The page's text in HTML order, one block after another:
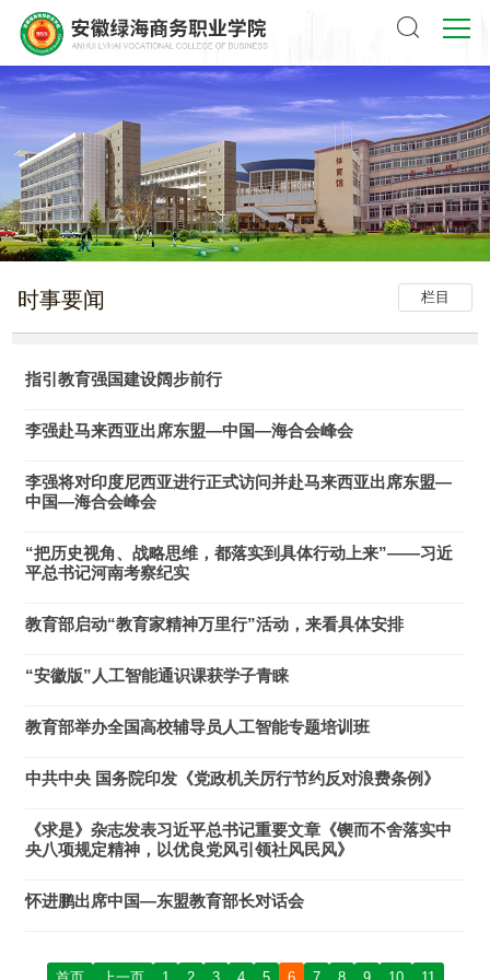
栏目
时事要闻
指引教育强国建设阔步前行
李强赴马来西亚出席东盟—中国—海合会峰会
李强将对印度尼西亚进行正式访问并赴马来西亚出席东盟—
中国—海合会峰会
“把历史视角、战略思维，都落实到具体行动上来”——习近
平总书记河南考察纪实
教育部启动“教育家精神万里行”活动，来看具体安排
“安徽版”人工智能通识课获学子青睐
教育部举办全国高校辅导员人工智能专题培训班
中共中央 国务院印发《党政机关厉行节约反对浪费条例》
《求是》杂志发表习近平总书记重要文章《锲而不舍落实中
央八项规定精神，以优良党风引领社风民风》
怀进鹏出席中国—东盟教育部长对话会